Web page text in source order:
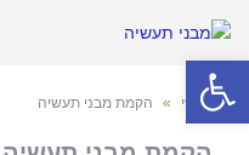
פתח סרגל נגישות
ראשי » הקמת מבני תעשיה